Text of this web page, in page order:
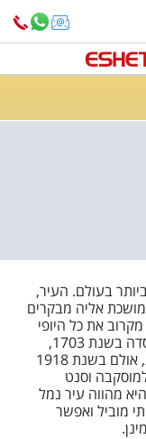
בעולם. העיר,
אליה מבקרים
את כל היופי
הנהדר שיש לה להציע. סנט פטרבורג, שנוסדה בשנת 1703,
הייתה בירתה של רוסיה במשך שנים ארוכות, אולם בשנת 1918
וסנט
מהווה עיר נמל
מוביל ואפשר